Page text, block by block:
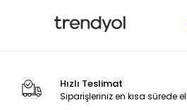
Hızlı Teslimat
Siparişleriniz en kısa sürede